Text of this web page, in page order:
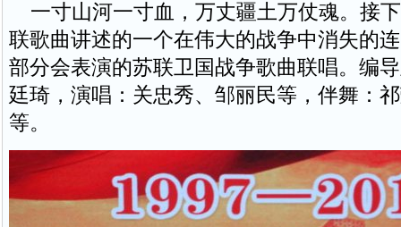
一寸山河一寸血，万丈疆土万仗魂。接
联歌曲讲述的一个在伟大的战争中消失的
部分会表演的苏联卫国战争歌曲联唱。编
廷琦，演唱：关忠秀、邹丽民等，伴舞：
等。